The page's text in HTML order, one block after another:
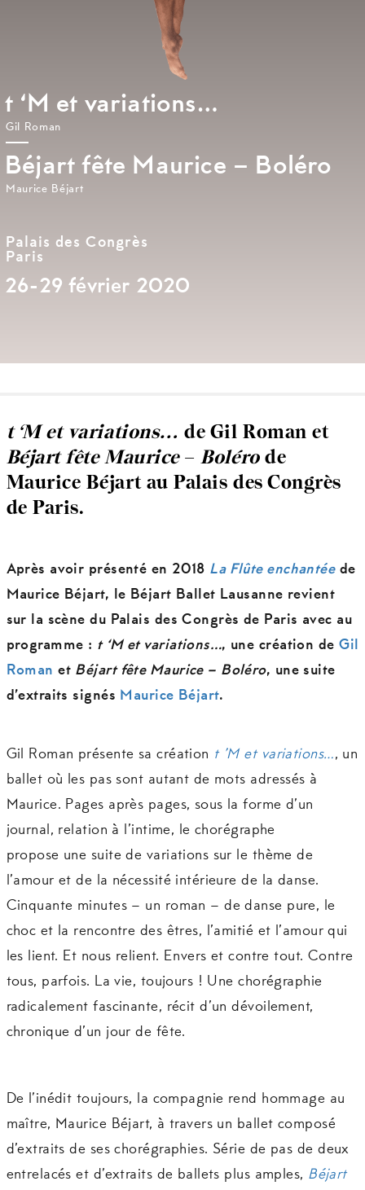
t ‘M et variations…
Gil Roman
Béjart fête Maurice – Boléro
Maurice Béjart
Palais des Congrès
Paris
26-29 février 2020
t ‘M et variations… de Gil Roman et
Béjart fête Maurice–Bolérode
Maurice Béjart au Palais des Congrès
de Paris.
Après avoir présenté en 2018 La Flûte enchantéede
Maurice Béjart, le Béjart Ballet Lausanne revient
sur la scène du Palais des Congrès de Paris avec au
programme : t ‘M et variations…, une création deGil
Roman et Béjart fête Maurice – Boléro, une suite
d’extraits signés Maurice Béjart.
Gil Roman présente sa création t ’M et variations…, un
ballet où les pas sont autant de mots adressés à
Maurice. Pages après pages, sous la forme d’un
journal, relation à l’intime, le chorégraphe
propose une suite de variations sur le thème de
l’amour et de la nécessité intérieure de la danse.
Cinquante minutes – un roman – de danse pure, le
choc et la rencontre des êtres, l’amitié et l’amour qui
les lient. Et nous relient. Envers et contre tout. Contre
tous, parfois. La vie, toujours ! Une chorégraphie
radicalement fascinante, récit d’un dévoilement,
chronique d’un jour de fête.
De l’inédit toujours, la compagnie rend hommage au
maître, Maurice Béjart, à travers un ballet composé
d’extraits de ses chorégraphies. Série de pas de deux
entrelacés et d’extraits de ballets plus amples, Béjart